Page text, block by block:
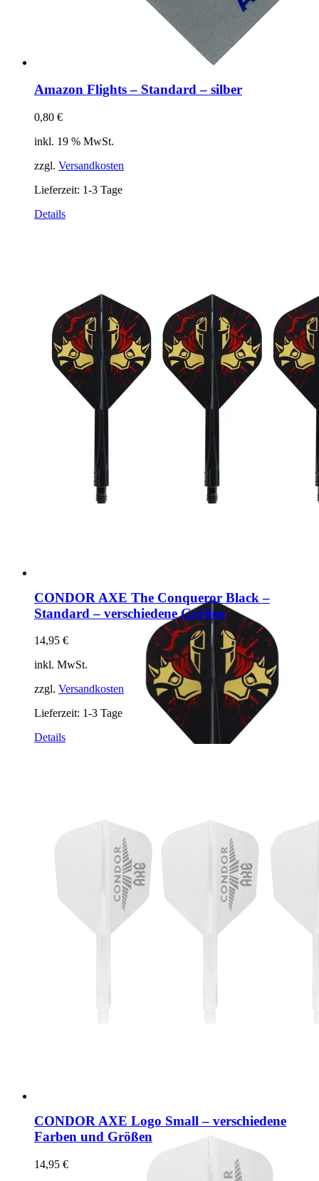
Amazon Flights – Standard – silber
0,80 €
inkl. 19 % MwSt.
zzgl. Versandkosten
Lieferzeit: 1-3 Tage
Details
CONDOR AXE The Conqueror Black –
Standard – verschiedene Größen
14,95 €
inkl. MwSt.
zzgl. Versandkosten
Lieferzeit: 1-3 Tage
Dieses
werden
Details
CONDOR AXE Logo Small – verschiedene
Farben und Größen
14,95 €